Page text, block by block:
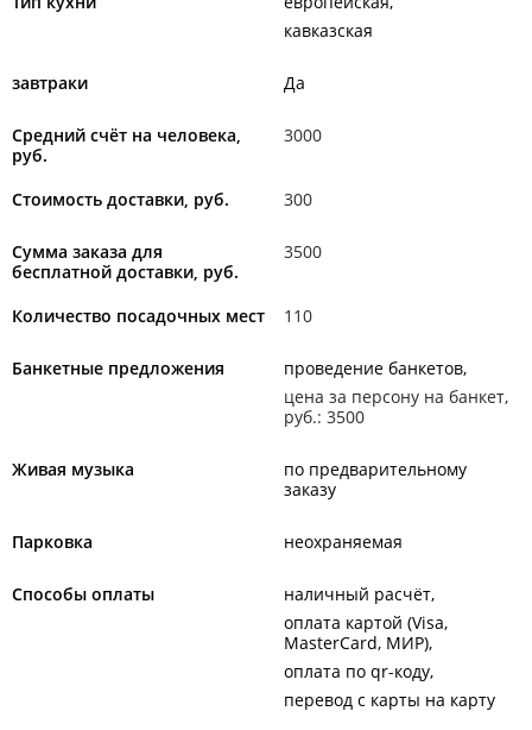
кавказская
завтраки Да
Средний счёт на человека,
руб.
3000
Стоимость доставки, руб. 300
Сумма заказа для
бесплатной доставки, руб.
3500
Количество посадочных мест 110
Банкетные предложения
проведение банкетов
цена за персону на банкет,
руб.: 3500
Живая музыка
по предварительному
заказу
Парковка неохраняемая
Способы оплаты
наличный расчёт
оплата картой (Visa,
MasterCard, МИР)
оплата по qr-коду
перевод с карты на карту